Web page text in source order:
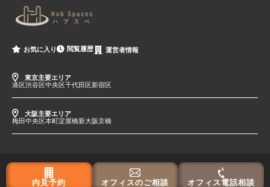
内見予約 オフィスのご相談 オフィス電話相談
お気に入り 閲覧履歴 運営者情報
東京主要エリア
港区渋谷区中央区千代田区新宿区
大阪主要エリア
梅田中央区本町淀屋橋新大阪京橋